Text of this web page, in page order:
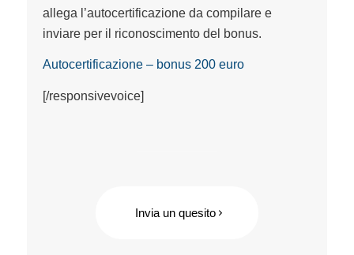
allega l’autocertificazione da compilare e
inviare per il riconoscimento del bonus.
Autocertificazione – bonus 200 euro
[/responsivevoice]
Invia un quesito